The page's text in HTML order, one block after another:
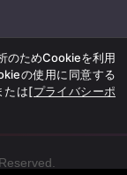
のためCookieを利用
の使用に同意する
たは[プライバシーポ